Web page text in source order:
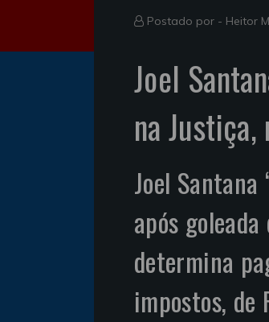
Postado por - Heitor
Joel
na
Joel Santana
após
determina
impostos, de